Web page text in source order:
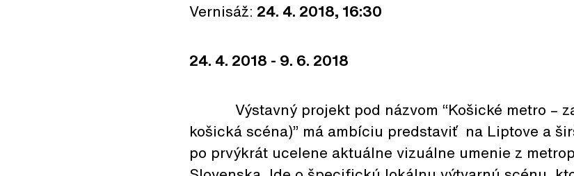
Vernisáž: 24. 4. 2018, 16:30
24. 4. 2018 - 9. 6. 2018
Výstavný projekt pod názvom “Košické metro –
košická scéna)” má ambíciu predstaviť na Liptove a
po prvýkrát ucelene aktuálne vizuálne umenie z